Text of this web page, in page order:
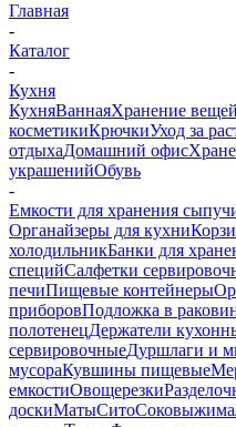
Главная
-
Каталог
-
Кухня
КухняВаннаяХранение вещей
косметикиКрючкиУход за
отдыхаДомашний офис
украшенийОбувь
-
Емкости для хранения
Органайзеры для кухни
холодильникБанки для
специйСалфетки
печиПищевые контейнеры
приборовПодложка в
полотенецДержатели
сервировочныеДуршлаги и
мусораКувшины пищевые
емкостиОвощерезки
доскиМатыСито